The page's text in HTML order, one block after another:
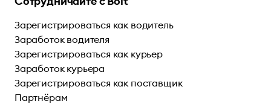
Зарегистрироваться как водитель
Заработок водителя
Зарегистрироваться как курьер
Заработок курьера
Зарегистрироваться как поставщик
Партнёрам